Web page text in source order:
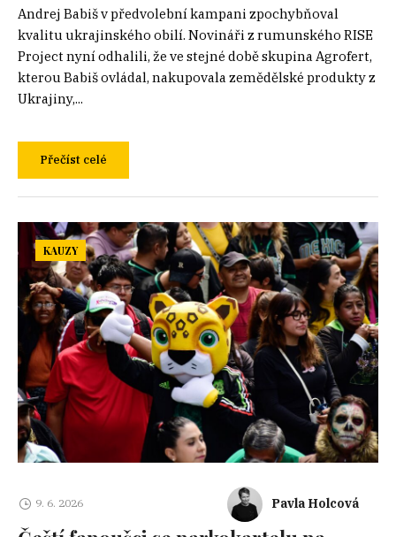
Andrej Babiš v předvolební kampani zpochybňoval
kvalitu ukrajinského obilí. Novináři z rumunského RISE
Project nyní odhalili, že ve stejné době skupina Agrofert,
kterou Babiš ovládal, nakupovala zemědělské produkty z
Ukrajiny,...
Přečíst celé
KAUZY
9. 6. 2026 Pavla Holcová